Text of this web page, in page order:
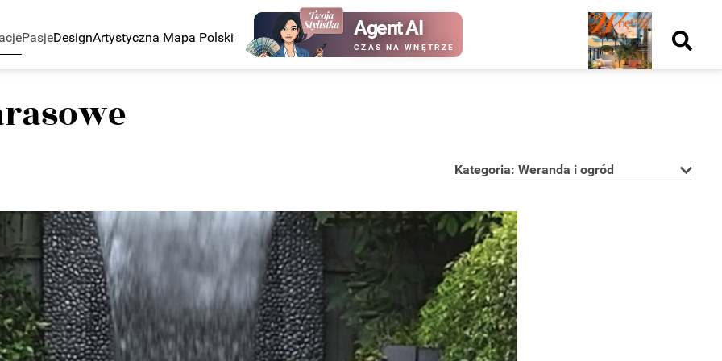
PasjeDesignArtystyczna Mapa Polski Agent AI
CZAS NA WNĘTRZE
Nowy
numer
kup ten
Kategoria: Weranda i ogród